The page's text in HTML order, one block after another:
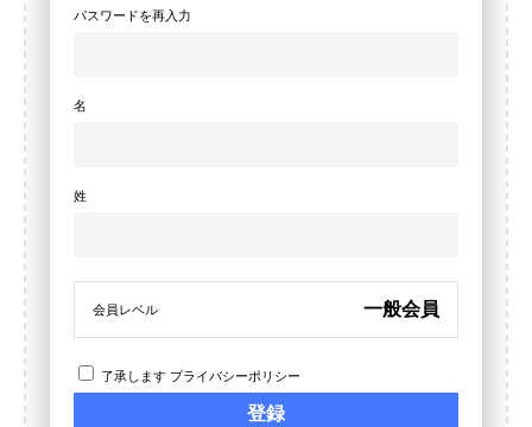
パスワードを再入力
名
姓
会員レベル 一般会員
了承します プライバシーポリシー